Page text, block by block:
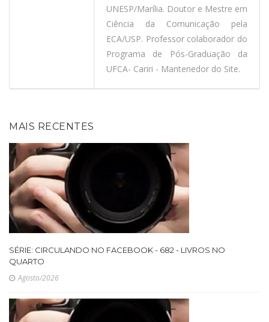
UNESP/Marília. Doutor e Mestre em
Ciência da Comunicação pela
ECA/USP. Professor colaborador do
Programa de Pós-Graduação da
UFCA- Cariri - Mantenedor do Site.
MAIS RECENTES
SÉRIE: CIRCULANDO NO FACEBOOK - 682 - LIVROS NO
QUARTO
Agosto/2026